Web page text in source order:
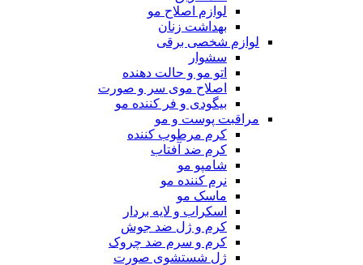
لوازم اصلاح مو
بهداشت زنان
لوازم شخصی برقی
سشوار
اتو مو و حالت دهنده
اصلاح موی سر و صورت
بیگودی و فر کننده مو
مراقبت پوست و مو
کرم مرطوب کننده
کرم ضد آفتاب
شامپو مو
نرم کننده مو
ماسک مو
اسکراب و لایه بردار
کرم و ژل ضد جوش
کرم و سرم ضد چروک
ژل شستشوی صورت